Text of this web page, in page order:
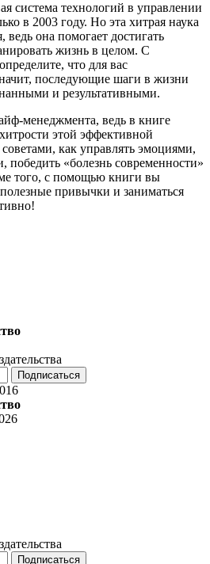
система технологий в управлении
в 2003 году. Но эта хитрая наука
ведь она помогает достигать
жизнь в целом. С
что для вас
последующие шаги в жизни
и результативными.
менеджмента, ведь в книге
этой эффективной
как управлять эмоциями,
«болезнь современности»
того, с помощью книги вы
привычки и заниматься